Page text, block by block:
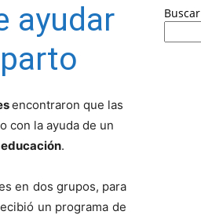
ayudar
encontraron que las
con la ayuda de un
educación.
en dos grupos, para
un programa de
Buscar